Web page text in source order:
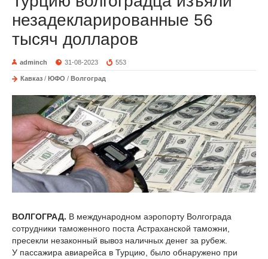
незадекларированные 56
тысяч долларов
adminch 31-08-2023 553
Кавказ / ЮФО / Волгоград
ВОЛГОГРАД. В международном аэропорту Волгограда
сотрудники таможенного поста Астраханской таможни,
пресекли незаконный вывоз наличных денег за рубеж.
У пассажира авиарейса в Турцию, было обнаружено при